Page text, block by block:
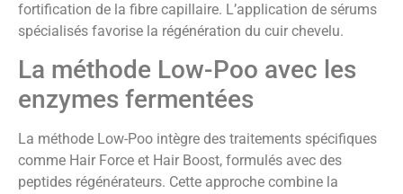
fortification de la fibre capillaire. L’application de sérums
spécialisés favorise la régénération du cuir chevelu.
La méthode Low-Poo avec les
enzymes fermentées
La méthode Low-Poo intègre des traitements spécifiques
comme Hair Force et Hair Boost, formulés avec des
peptides régénérateurs. Cette approche combine la